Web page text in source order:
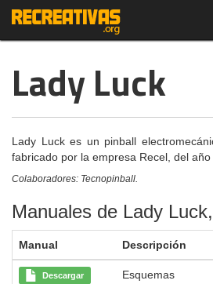
Lady Luck
Lady Luck es un pinball
fabricado por la empresa Recel, del año
Colaboradores: Tecnopinball.
Manuales de Lady
Manual Descripción
Descargar Esquemas